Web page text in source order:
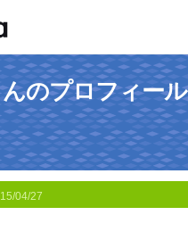
のプロフィール
04/27